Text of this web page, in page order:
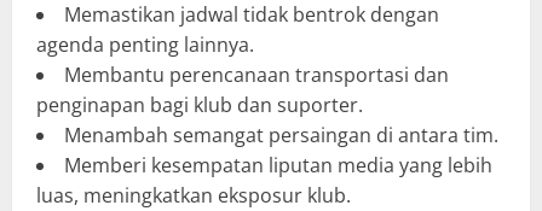
Memastikan jadwal tidak bentrok dengan
agenda penting lainnya.
Membantu perencanaan transportasi dan
penginapan bagi klub dan suporter.
Menambah semangat persaingan di antara tim.
Memberi kesempatan liputan media yang lebih
luas, meningkatkan eksposur klub.